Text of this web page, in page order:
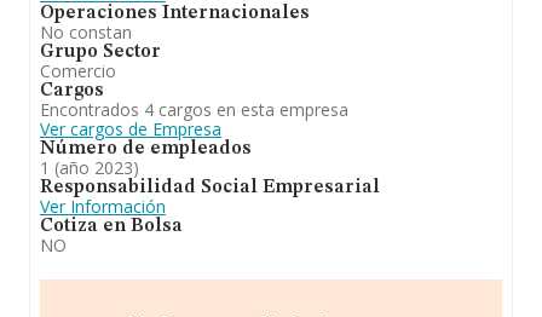
Operaciones Internacionales
No constan
Grupo Sector
Comercio
Cargos
Encontrados 4 cargos en esta empresa
Ver cargos de Empresa
Número de empleados
1 (año 2023)
Responsabilidad Social Empresarial
Ver Información
Cotiza en Bolsa
NO